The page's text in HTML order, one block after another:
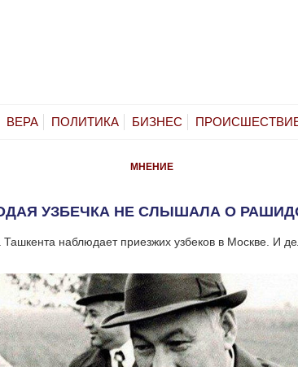
ВЕРА ПОЛИТИКА БИЗНЕС
МНЕНИЕ
УЗБЕЧКА НЕ СЛЫШАЛА О
наблюдает приезжих узбеков в Москве. И